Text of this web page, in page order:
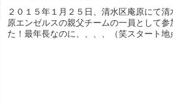
２０１５年１月２５日、清水区庵原にて
原エンゼルスの親父チームの一員として
た！最年長なのに、、、、（笑スタート地